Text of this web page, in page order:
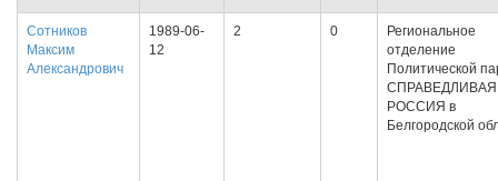
Сотников
Максим
Александрович
1989-06-
12
2 0
Региональное
отделение
Политической
СПРАВЕДЛИВАЯ
РОССИЯ в
Белгородской